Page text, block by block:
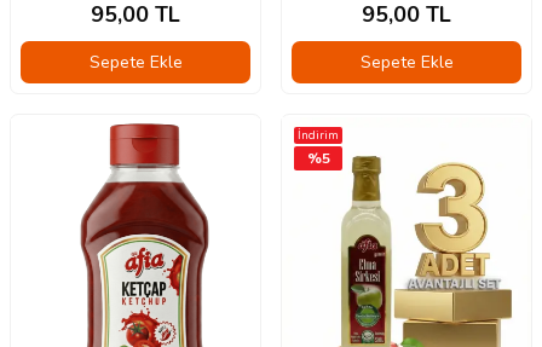
95,00 TL
Sepete Ekle
95,00 TL
Sepete Ekle
İndirim
%5